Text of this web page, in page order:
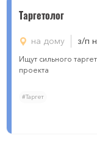
Таргетолог
на дому з/п
Ищут сильного
проекта
#Таргет